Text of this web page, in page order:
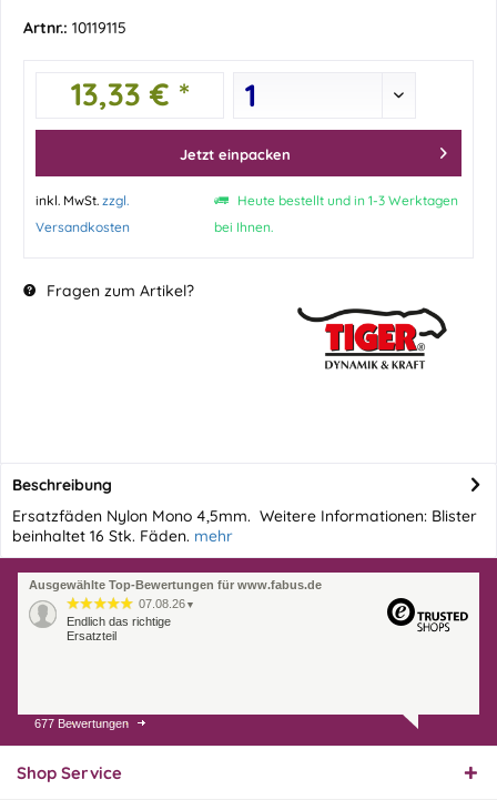
Artnr.: 10119115
13,33 € *
Jetzt einpacken
inkl. MwSt. zzgl.
Versandkosten
Heute bestellt und in 1-3 Werktagen
bei Ihnen.
Fragen zum Artikel?
Beschreibung
Ersatzfäden Nylon Mono 4,5mm. Weitere Informationen: Blister
beinhaltet 16 Stk. Fäden. mehr
Ausgewählte Top-Bewertungen für www.fabus.de
07.08.26 ▼
Endlich das richtige
Ersatzteil
01.08.26
Innerhalb 2 Tagen Ware
677 Bewertungen
Shop Service